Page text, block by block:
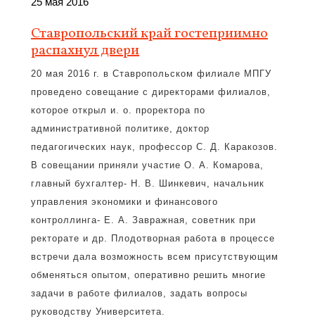
Ставропольский край гостеприимно
распахнул двери
20 мая 2016 г. в Ставропольском филиале МПГУ
проведено совещание с директорами филиалов,
которое открыл и. о. проректора по
административной политике, доктор
педагогических наук, профессор С. Д. Каракозов.
В совещании приняли участие О. А. Комарова,
главный бухгалтер- Н. В. Шинкевич, начальник
управления экономики и финансового
контроллинга- Е. А. Завражная, советник при
ректорате и др. Плодотворная работа в процессе
встречи дала возможность всем присутствующим
обменяться опытом, оперативно решить многие
задачи в работе филиалов, задать вопросы
руководству Университета.